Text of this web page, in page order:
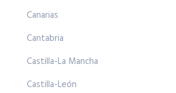
Canarias
Cantabria
Castilla-La Mancha
Castilla-León